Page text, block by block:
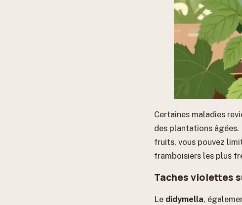
Certaines maladies
des plantations
fruits, vous pouvez
framboisiers les plus
Taches violettes
Le didymella,